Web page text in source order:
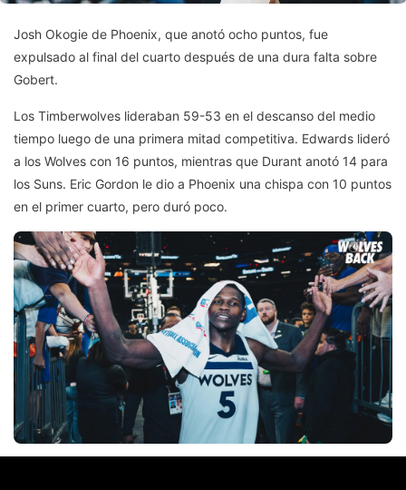
Josh Okogie de Phoenix, que anotó ocho puntos, fue
expulsado al final del cuarto después de una dura falta sobre
Gobert.
Los Timberwolves lideraban 59-53 en el descanso del medio
tiempo luego de una primera mitad competitiva. Edwards lideró
a los Wolves con 16 puntos, mientras que Durant anotó 14 para
los Suns. Eric Gordon le dio a Phoenix una chispa con 10 puntos
en el primer cuarto, pero duró poco.